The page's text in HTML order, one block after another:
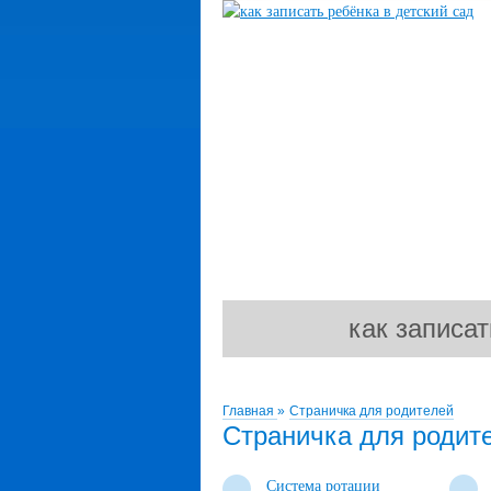
как
Главная » Страничка для родителей
Страничка для
Система ротации